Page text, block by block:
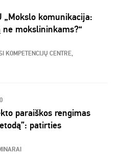
„Mokslo komunikacija:
mokslininkams?“
KOMPETENCIJŲ CENTRE,
paraiškos rengimas
patirties